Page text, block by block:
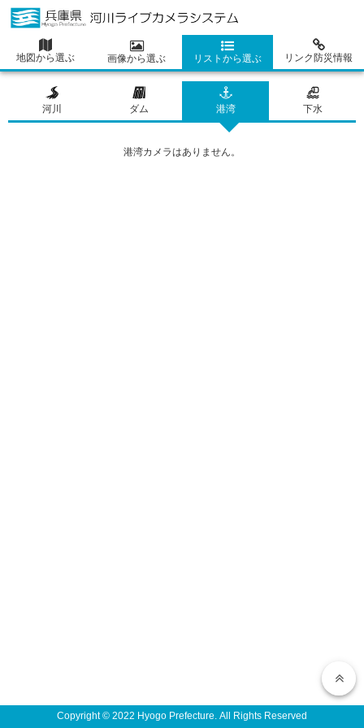
地図から選ぶ 画像から選ぶ リストから選ぶ リンク防災情報
河川 ダム 港湾 下水
港湾カメラはありません。
Copyright © 2022 Hyogo Prefecture. All Rights Reserved